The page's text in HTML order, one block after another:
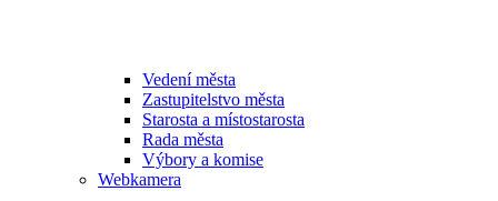
Vedení města
Zastupitelstvo města
Starosta a místostarosta
Rada města
Výbory a komise
Webkamera